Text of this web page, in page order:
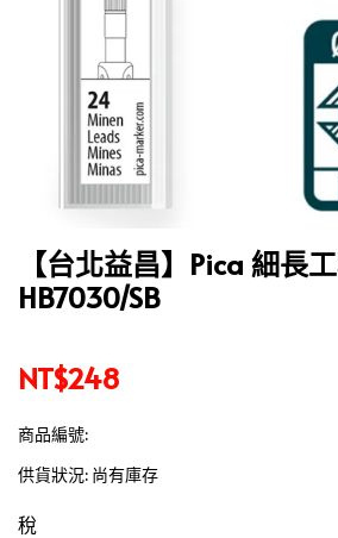
【台北益昌】Pica 細長
HB7030/SB
NT$248
商品編號:
供貨狀況: 尚有庫存
稅